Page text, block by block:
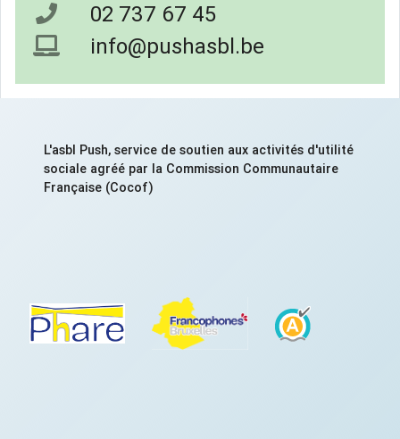
02 737 67 45
info@pushasbl.be
L'asbl Push, service de soutien aux activités d'utilité
sociale agréé par la Commission Communautaire
Française (Cocof)